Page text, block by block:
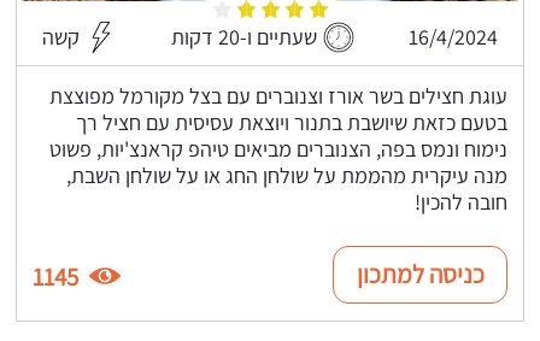
16/4/2024 שעתיים ו-20 דקות קשה
עוגת חצילים בשר אורז וצנוברים עם בצל מקורמל מפוצצת
בטעם כזאת שיושבת בתנור ויוצאת עסיסית עם חציל רך
נימוח ונמס בפה, הצנוברים מביאים טיהפ קראנצ'יות, פשוט
מנה עיקרית מהממת על שולחן החג או על שולחן השבת,
חובה להכין!
כניסה למתכון 1145